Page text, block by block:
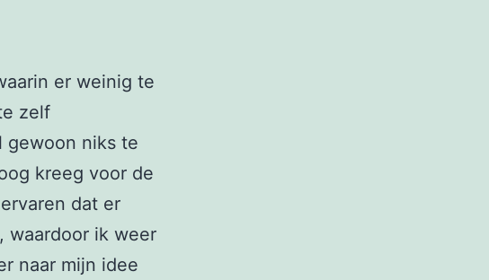
er weinig te
zelf
gewoon niks te
kreeg voor de
dat er
waardoor ik weer
naar mijn idee